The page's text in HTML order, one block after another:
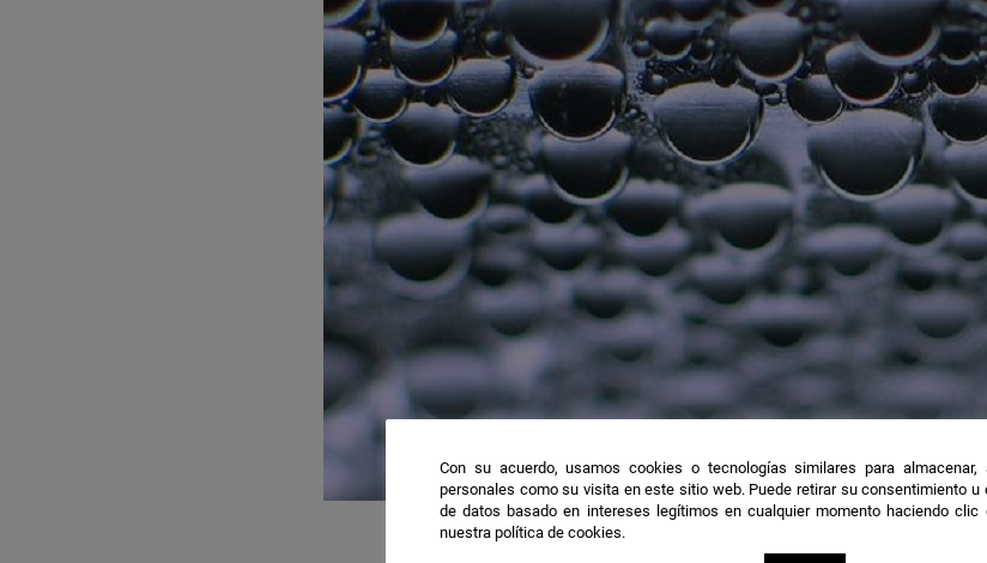
El hidrógeno está llamado a ser un elemento clave en la transición
Con su acuerdo, usamos cookies o tecnologías similares para almacenar,
personales como su visita en este sitio web. Puede retirar su consentimiento u
de datos basado en intereses legítimos en cualquier momento haciendo clic
nuestra política de cookies.